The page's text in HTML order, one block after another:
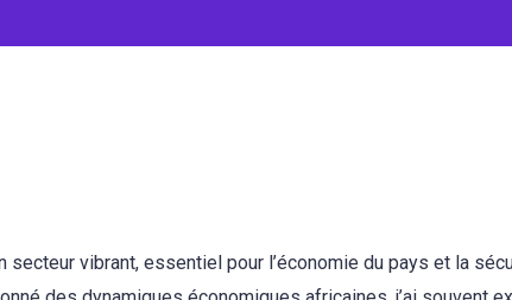
secteur vibrant, essentiel pour l’économie du pays et la